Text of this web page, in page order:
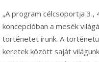
„A program célcsoportja 3.,
koncepcióban a mesék
történetet írunk. A
keretek között saját